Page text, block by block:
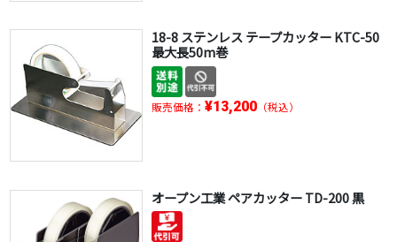
18-8 ステンレス テープカッター KTC-50
最大長50m巻
販売価格： ¥13,200（税込）
オープン工業 ペアカッター TD-200 黒